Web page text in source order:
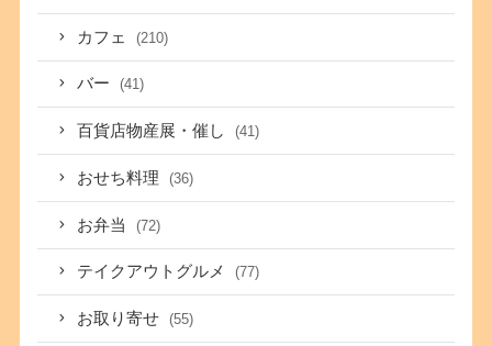
カフェ (210)
バー (41)
百貨店物産展・催し (41)
おせち料理 (36)
お弁当 (72)
テイクアウトグルメ (77)
お取り寄せ (55)